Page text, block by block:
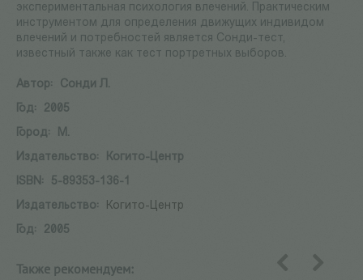
экспериментальная психология влечений. Практическим
инструментом для определения движущих индивидом
влечений и потребностей является Сонди-тест,
известный также как тест портретных выборов.
Автор:
Сонди Л.
Год:
2005
Город:
М.
Издательство:
Когито-Центр
ISBN:
5-89353-136-1
Издательство:
Когито-Центр
Год:
2005
Также рекомендуем: